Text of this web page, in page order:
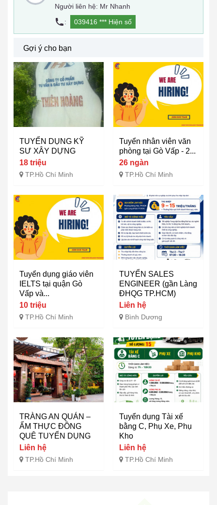
Người liên hệ: Mr Nhanh
:
039416 *** Hiện số
Gợi ý cho bạn
TUYỂN DỤNG KỸ
SƯ XÂY DỰNG
18 triệu
TP.Hồ Chí Minh
Tuyển nhân viên văn
phòng tại Gò Vấp - 2...
26 ngàn
TP.Hồ Chí Minh
Tuyển dụng giáo viên
IELTS tại quận Gò
Vấp và...
10 triệu
TP.Hồ Chí Minh
TUYỂN SALES
ENGINEER (gần Làng
ĐHQG TP.HCM)
Liên hệ
Bình Dương
TRÀNG AN QUÁN –
ẨM THỰC ĐỒNG
QUÊ TUYỂN DỤNG
Liên hệ
TP.Hồ Chí Minh
Tuyển dụng Tài xế
bằng C, Phụ Xe, Phụ
Kho
Liên hệ
TP.Hồ Chí Minh